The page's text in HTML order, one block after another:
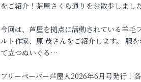
をご紹介！茶屋さくら通りをお散歩しまし
今回は、芦屋を拠点に活動されている羊毛
ルト作家、原 茂さんをご紹介します。 服を
て立つぬいぐる…
フリーペーパー芦屋人2026年6月号発行！